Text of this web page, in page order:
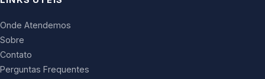
Onde Atendemos
Sobre
Contato
Perguntas Frequentes